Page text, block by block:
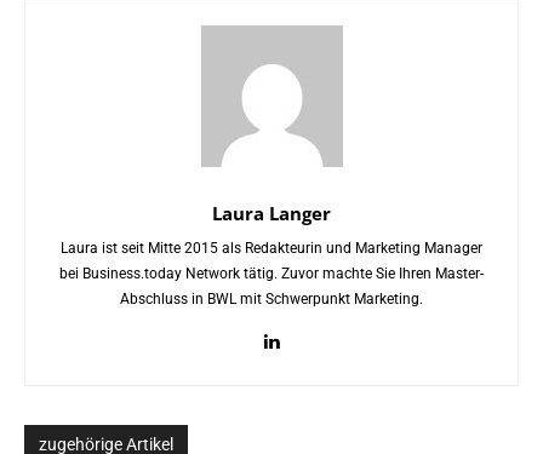
Laura Langer
Laura ist seit Mitte 2015 als Redakteurin und Marketing Manager
bei Business.today Network tätig. Zuvor machte Sie Ihren Master-
Abschluss in BWL mit Schwerpunkt Marketing.
zugehörige Artikel